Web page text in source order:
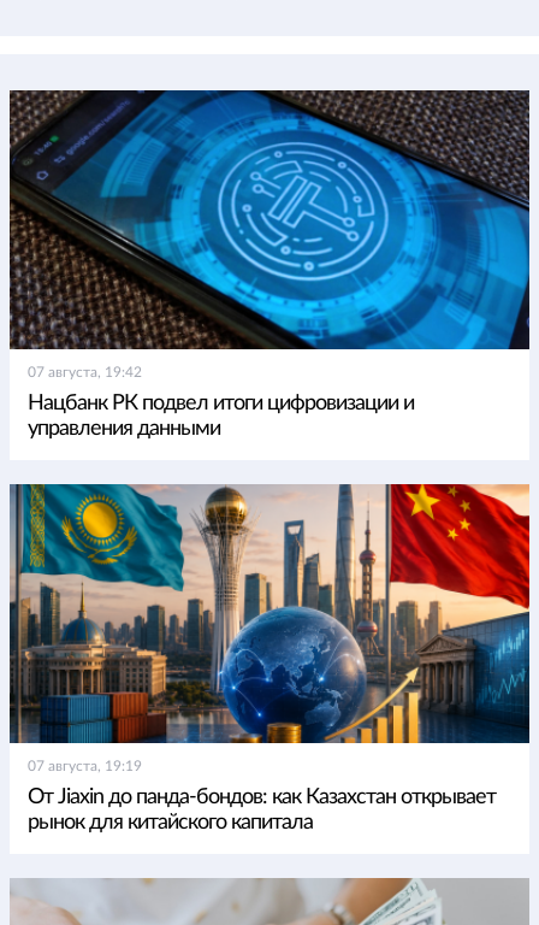
07 августа, 19:42
Нацбанк РК подвел итоги цифровизации и
управления данными
07 августа, 19:19
От Jiaxin до панда-бондов: как Казахстан открывает
рынок для китайского капитала